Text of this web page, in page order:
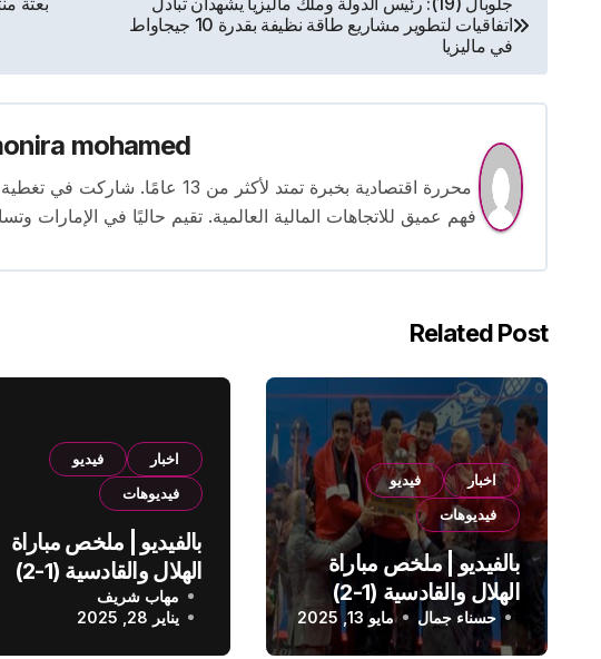
المقالات
اتفاقيات لتطوير مشاريع طاقة نظيفة بقدرة 10 جيجاواط
في ماليزيا
mohamed
محررة اقتصادية بخبرة تمتد لأكثر من
فهم عميق للاتجاهات المالية العالمية. تقيم حاليًا في الإمارات
Related Post
اخبار
فيديو
فيديوهات
بالفيديو | ملخص مباراة
الهلال والقادسية (1-2)
الدوري السعودي
حسناء جمال مايو 13, 2025
اخبار
فيديو
فيديوهات
بالفيديو | ملخص مباراة
الهلال والقادسية (1-2)
الدوري السعودي
مهاب شريف
يناير 28, 2025